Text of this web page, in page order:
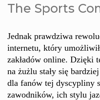
The Sports
Jednak prawdziwa
internetu, który
zakładów online. Dzięki
na żużlu stały się
dla fanów tej dyscypliny
zawodników, ich stylu